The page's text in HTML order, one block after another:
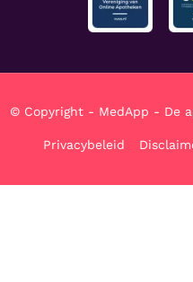
© Copyright - MedApp - De
Privacybeleid